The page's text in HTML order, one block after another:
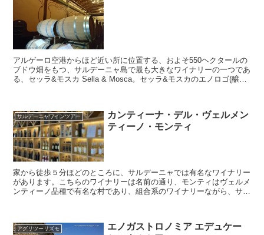
アルゲーロ空港からほど近い所に位置する、およそ550ヘクタールの
ブドウ畑をもつ、サルデーニャ島で最も大きなワイナリーの一つであ
る、セッラ&モスカ Sella & Mosca。セッラ&モスカのエノロゴ(醸造
サルデーニャワインツアー
カンティーナ・デル・ヴェルメン
ティーノ・モンティ
家から徒歩５分ほどのところに、サルデーニャでは有名なワイナリー
があります。こちらのワイナリーは名前の通り、モンティはヴェルメ
ンティーノ品種で有名な村であり、組合系のワイナリーながら、サル
アグリツーリズモ
エノガストロノミア エデュケー